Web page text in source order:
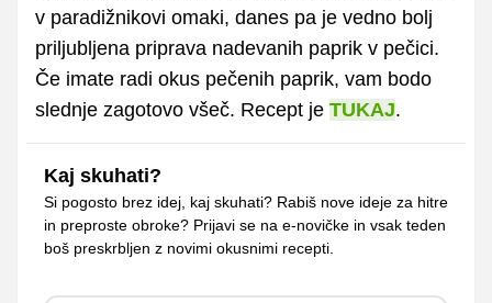
v paradižnikovi omaki, danes pa je vedno bolj
priljubljena priprava nadevanih paprik v pečici.
Če imate radi okus pečenih paprik, vam bodo
slednje zagotovo všeč. Recept je TUKAJ.
Kaj skuhati?
Si pogosto brez idej, kaj skuhati? Rabiš nove ideje za hitre
in preproste obroke? Prijavi se na e-novičke in vsak teden
boš preskrbljen z novimi okusnimi recepti.